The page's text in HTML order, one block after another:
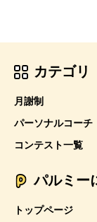
カテゴリ
月謝制
パーソナルコーチ
コンテスト一覧
パルミー
トップページ